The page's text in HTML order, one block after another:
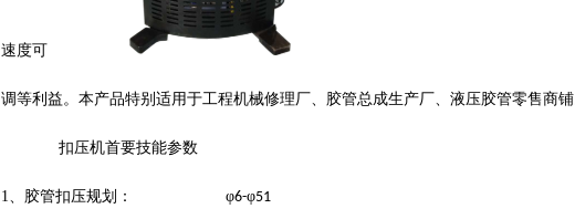
速度可
调等利益。本产品特别适用于工程机械修理厂、胶管总成生产厂、液压胶管零售商铺
扣压机首要技能参数
1 、胶管扣压规划： φ6-φ51